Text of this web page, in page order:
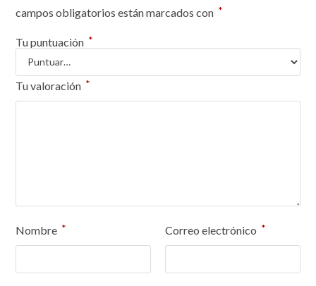
campos obligatorios están marcados con *
Tu puntuación *
Tu valoración *
Nombre * Correo electrónico *